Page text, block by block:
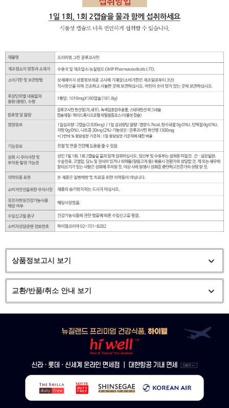
상품정보고시 보기
교환/반품/취소 안내 보기